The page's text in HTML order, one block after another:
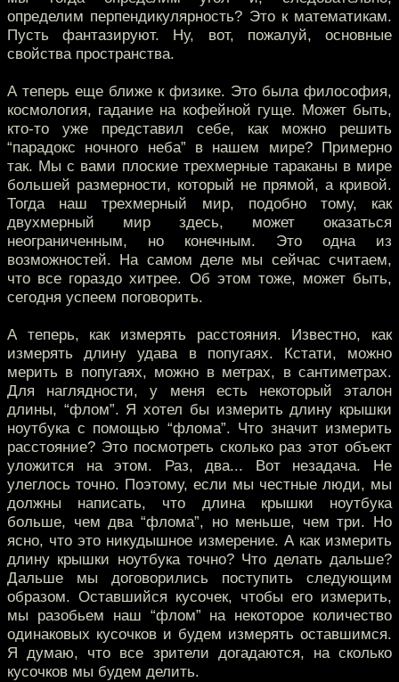
определим перпендикулярность? Это к математикам.
Пусть фантазируют. Ну, вот, пожалуй, основные
свойства пространства.
А теперь еще ближе к физике. Это была философия,
космология, гадание на кофейной гуще. Может быть,
кто-то уже представил себе, как можно решить
“парадокс ночного неба” в нашем мире? Примерно
так. Мы с вами плоские трехмерные тараканы в мире
большей размерности, который не прямой, а кривой.
Тогда наш трехмерный мир, подобно тому, как
двухмерный мир здесь, может оказаться
неограниченным, но конечным. Это одна из
возможностей. На самом деле мы сейчас считаем,
что все гораздо хитрее. Об этом тоже, может быть,
сегодня успеем поговорить.
А теперь, как измерять расстояния. Известно, как
измерять длину удава в попугаях. Кстати, можно
мерить в попугаях, можно в метрах, в сантиметрах.
Для наглядности, у меня есть некоторый эталон
длины, “флом”. Я хотел бы измерить длину крышки
ноутбука с помощью “флома”. Что значит измерить
расстояние? Это посмотреть сколько раз этот объект
уложится на этом. Раз, два... Вот незадача. Не
улеглось точно. Поэтому, если мы честные люди, мы
должны написать, что длина крышки ноутбука
больше, чем два “флома”, но меньше, чем три. Но
ясно, что это никудышное измерение. А как измерить
длину крышки ноутбука точно? Что делать дальше?
Дальше мы договорились поступить следующим
образом. Оставшийся кусочек, чтобы его измерить,
мы разобьем наш “флом” на некоторое количество
одинаковых кусочков и будем измерять оставшимся.
Я думаю, что все зрители догадаются, на сколько
кусочков мы будем делить.